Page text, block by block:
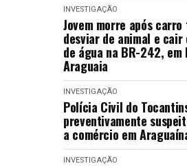
INVESTIGAÇÃO
Jovem morre após
desviar de animal e cair
de água na BR-242, em
Araguaia
INVESTIGAÇÃO
Polícia Civil do
preventivamente
a comércio em
INVESTIGAÇÃO